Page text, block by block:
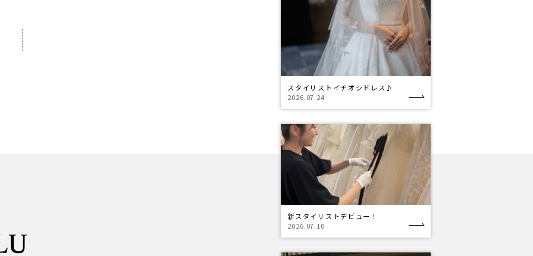
スタイリストイチオシドレス♪
2026.07.24
新スタイリストデビュー！
2026.07.10